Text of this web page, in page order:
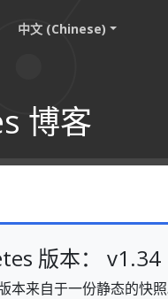
中文 (Chinese)
博客
版本： v1.34
本来自于一份静态的快